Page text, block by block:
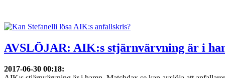
AVSLÖJAR: AIK:s stjärnvärvning är i
2017-06-30 00:18: